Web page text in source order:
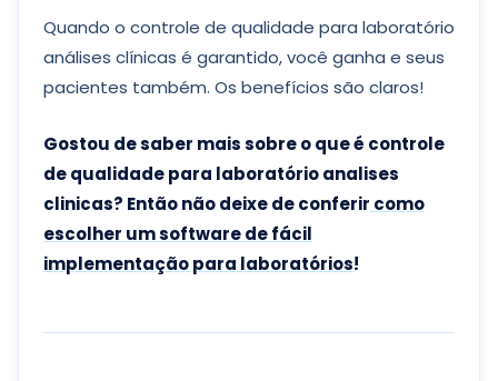
Quando o controle de qualidade para laboratório
análises clínicas é garantido, você ganha e seus
pacientes também. Os benefícios são claros!
Gostou de saber mais sobre o que é controle
de qualidade para laboratório analises
clinicas? Então não deixe de conferir como
escolher um software de fácil
implementação para laboratórios!